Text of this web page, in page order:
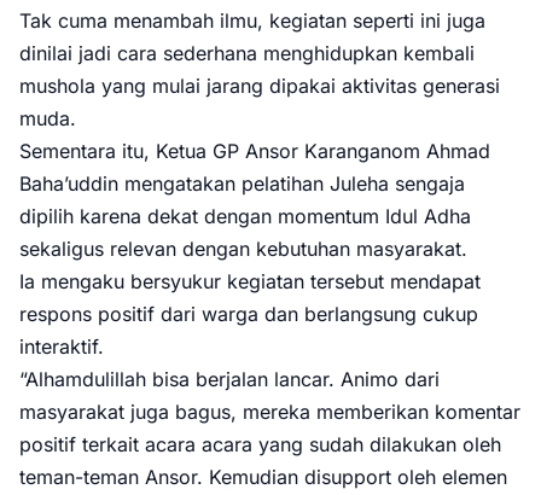
Tak cuma menambah ilmu, kegiatan seperti ini juga
dinilai jadi cara sederhana menghidupkan kembali
mushola yang mulai jarang dipakai aktivitas generasi
muda.
Sementara itu, Ketua GP Ansor Karanganom Ahmad
Baha’uddin mengatakan pelatihan Juleha sengaja
dipilih karena dekat dengan momentum Idul Adha
sekaligus relevan dengan kebutuhan masyarakat.
Ia mengaku bersyukur kegiatan tersebut mendapat
respons positif dari warga dan berlangsung cukup
interaktif.
“Alhamdulillah bisa berjalan lancar. Animo dari
masyarakat juga bagus, mereka memberikan komentar
positif terkait acara acara yang sudah dilakukan oleh
teman-teman Ansor. Kemudian disupport oleh elemen